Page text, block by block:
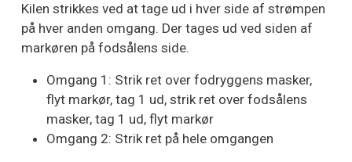
Kilen strikkes ved at tage ud i hver side af strømpen
på hver anden omgang. Der tages ud ved siden af
markøren på fodsålens side.
Omgang 1: Strik ret over fodryggens masker,
flyt markør, tag 1 ud, strik ret over fodsålens
masker, tag 1 ud, flyt markør
Omgang 2: Strik ret på hele omgangen